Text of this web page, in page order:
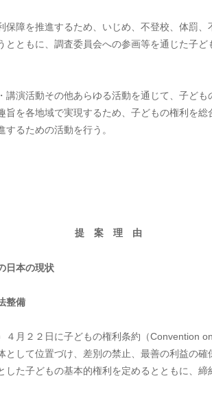
障を推進するため、いじめ、不登校、体罰、
とともに、調査委員会への参画等を通じた子
演活動その他あらゆる活動を通じて、子ども
旨を各地域で実現するため、子どもの権利を
るための活動を行う。
提 案 理 由
日本の現状
整備
月２２日に子どもの権利条約（Convention
として位置づけ、差別の禁止、最善の利益の
した子どもの基本的権利を定めるとともに、